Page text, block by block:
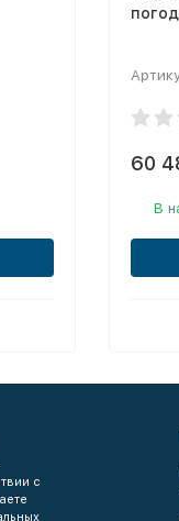
60
В
с